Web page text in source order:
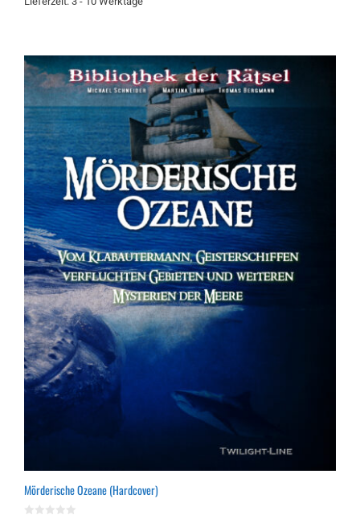
Mörderische Ozeane (Hardcover)